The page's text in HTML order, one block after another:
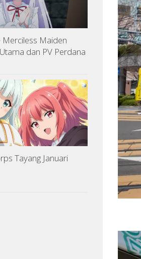
Merciless Maiden
dan PV Perdana
Tayang Januari